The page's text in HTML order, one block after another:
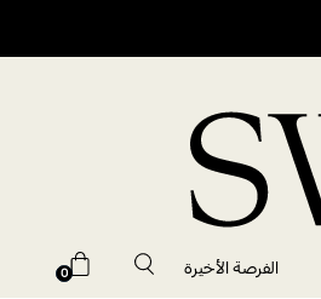
الفرصة الأخيرة 0